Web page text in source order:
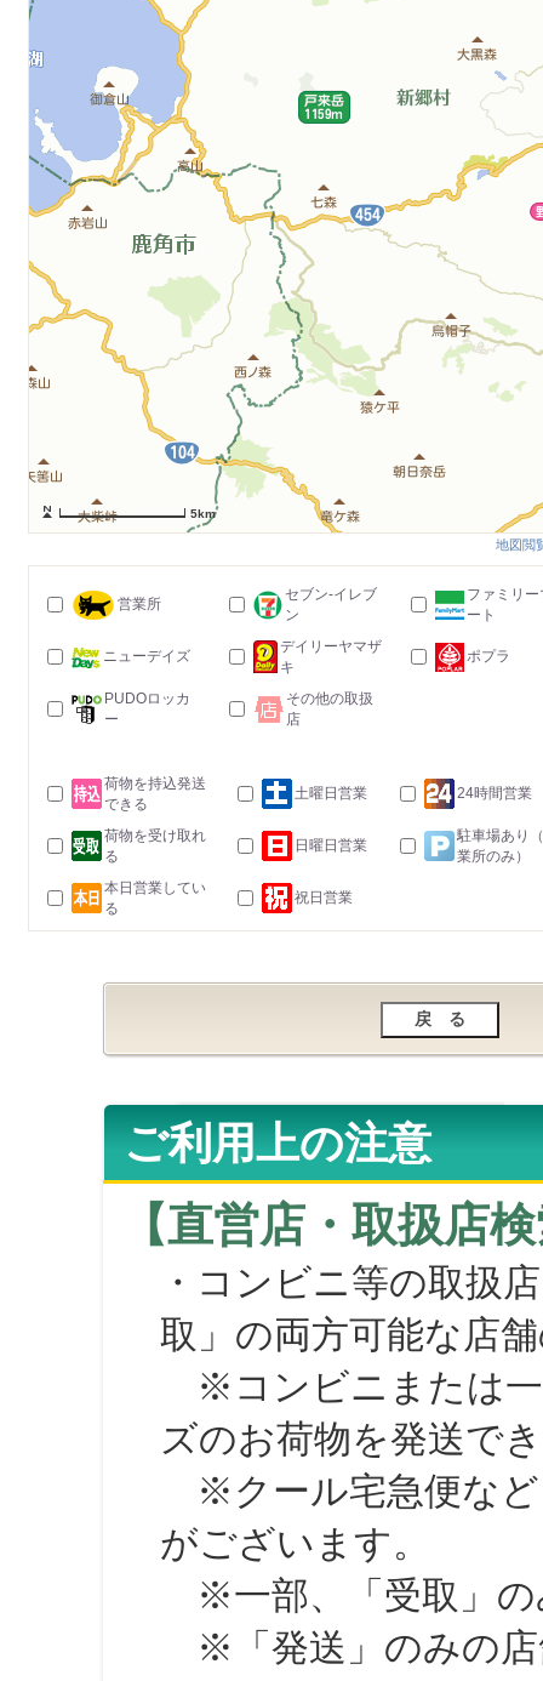
5km
地図閲
営業所
セブン-イレブ
ン
ファミリー
ート
ニューデイズ
デイリーヤマザ
キ
ポプラ
PUDOロッカ
ー
その他の取扱
店
荷物を持込発送
できる
土曜日営業 24時間営業
荷物を受け取れ
る
日曜日営業
駐車場あり
業所のみ）
本日営業してい
る
祝日営業
ご利用上の注意
【直営店・取扱店
・コンビニ等の取扱
取」の両方可能な店
※コンビニまたは一
ズのお荷物を発送で
※クール宅急便など
がございます。
※一部、「受取」の
※「発送」のみの店